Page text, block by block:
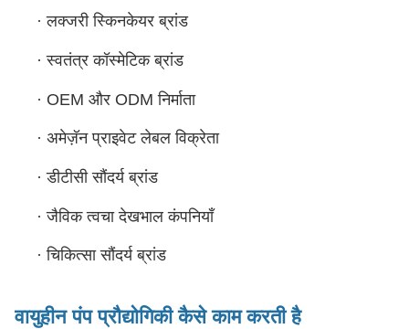
· लक्जरी स्किनकेयर ब्रांड
· स्वतंत्र कॉस्मेटिक ब्रांड
· OEM और ODM निर्माता
· अमेज़ॅन प्राइवेट लेबल विक्रेता
· डीटीसी सौंदर्य ब्रांड
· जैविक त्वचा देखभाल कंपनियाँ
· चिकित्सा सौंदर्य ब्रांड
वायुहीन पंप प्रौद्योगिकी कैसे काम करती है